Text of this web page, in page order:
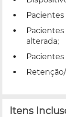
alterada;
Itens